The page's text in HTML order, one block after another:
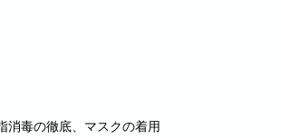
消毒の徹底、マスクの着用